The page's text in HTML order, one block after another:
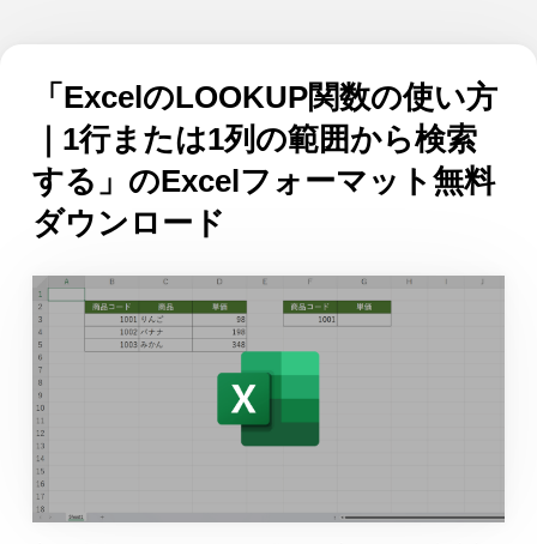
「ExcelのLOOKUP関数の使い方
｜1行または1列の範囲から検索
する」のExcelフォーマット無料
ダウンロード